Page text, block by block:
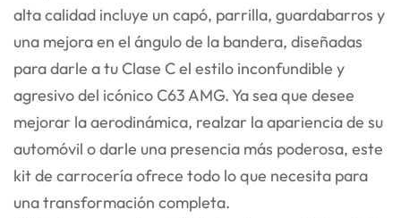
alta calidad incluye un capó, parrilla, guardabarros y
una mejora en el ángulo de la bandera, diseñadas
para darle a tu Clase C el estilo inconfundible y
agresivo del icónico C63 AMG. Ya sea que desee
mejorar la aerodinámica, realzar la apariencia de su
automóvil o darle una presencia más poderosa, este
kit de carrocería ofrece todo lo que necesita para
una transformación completa.